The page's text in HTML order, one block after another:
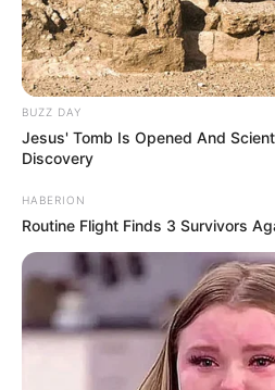
BUZZ DAY
Jesus' Tomb Is Opened And
Discovery
HABERION
Routine Flight Finds 3 Survivors